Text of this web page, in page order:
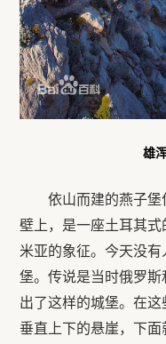
雄
依山而建的燕子
壁上，是一座土耳其
米亚的象征。今天没
堡。传说是当时俄罗
出了这样的城堡。在
垂直上下的悬崖，下面